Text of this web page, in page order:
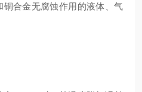
合金无腐蚀作用的液体、气